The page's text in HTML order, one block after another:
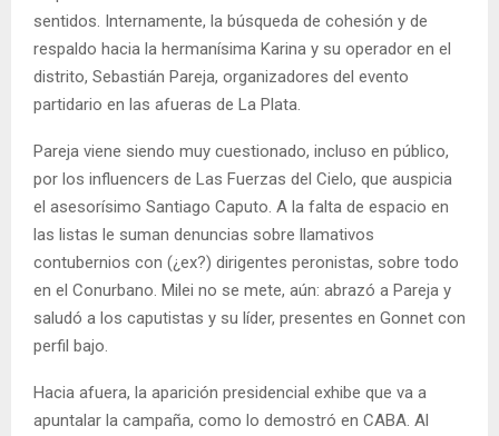
sentidos. Internamente, la búsqueda de cohesión y de
respaldo hacia la hermanísima Karina y su operador en el
distrito, Sebastián Pareja, organizadores del evento
partidario en las afueras de La Plata.
Pareja viene siendo muy cuestionado, incluso en público,
por los influencers de Las Fuerzas del Cielo, que auspicia
el asesorísimo Santiago Caputo. A la falta de espacio en
las listas le suman denuncias sobre llamativos
contubernios con (¿ex?) dirigentes peronistas, sobre todo
en el Conurbano. Milei no se mete, aún: abrazó a Pareja y
saludó a los caputistas y su líder, presentes en Gonnet con
perfil bajo.
Hacia afuera, la aparición presidencial exhibe que va a
apuntalar la campaña, como lo demostró en CABA. Al